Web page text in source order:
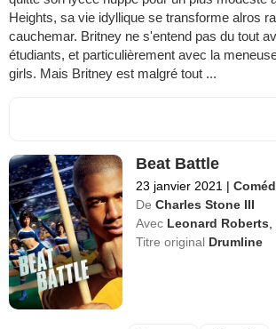
Heights, sa vie idyllique se transforme alros
cauchemar. Britney ne s'entend pas du tout
étudiants, et particulièrement avec la
girls. Mais Britney est malgré tout ...
Beat Battle
23 janvier 2021 |
De Charles Stone III
Avec Leonard Roberts
Titre original Drumline